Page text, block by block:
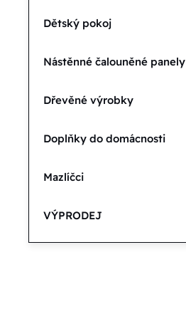
Dětský pokoj
Nástěnné čalouněné panely
Dřevěné výrobky
Doplňky do domácnosti
Mazlíčci
VÝPRODEJ